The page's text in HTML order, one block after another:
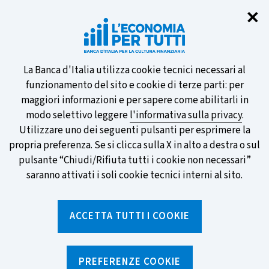
✕
Informativa
sui
cookie
La Banca d'Italia utilizza cookie tecnici necessari al
funzionamento del sito e cookie di terze parti: per
maggiori informazioni e per sapere come abilitarli in
modo selettivo leggerel'informativa sulla privacy.
Utilizzare uno dei seguenti pulsanti per esprimere la
propria preferenza. Se si clicca sulla X in alto a destra o sul
pulsante “Chiudi/Rifiuta tutti i cookie non necessari”
saranno attivati i soli cookie tecnici interni al sito.
ACCETTA TUTTI I COOKIE
PREFERENZE COOKIE
Partecipa al sondaggio della BCE
sulle nuove banconote e vota la tua
preferita!
SCOPRI DI PIÙ